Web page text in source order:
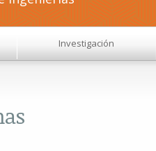
Investigación